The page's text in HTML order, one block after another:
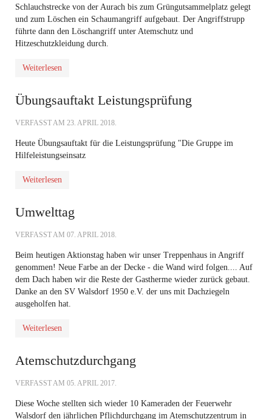
Schlauchstrecke von der Aurach bis zum Grüngutsammelplatz gelegt
und zum Löschen ein Schaumangriff aufgebaut. Der Angriffstrupp
führte dann den Löschangriff unter Atemschutz und
Hitzeschutzkleidung durch.
Weiterlesen
Übungsauftakt Leistungsprüfung
VERFASST AM 23. APRIL 2018.
Heute Übungsauftakt für die Leistungsprüfung "Die Gruppe im
Hilfeleistungseinsatz
Weiterlesen
Umwelttag
VERFASST AM 07. APRIL 2018.
Beim heutigen Aktionstag haben wir unser Treppenhaus in Angriff
genommen! Neue Farbe an der Decke - die Wand wird folgen.... Auf
dem Dach haben wir die Reste der Gastherme wieder zurück gebaut.
Danke an den SV Walsdorf 1950 e.V. der uns mit Dachziegeln
ausgeholfen hat.
Weiterlesen
Atemschutzdurchgang
VERFASST AM 05. APRIL 2017.
Diese Woche stellten sich wieder 10 Kameraden der Feuerwehr
Walsdorf den jährlichen Pflichdurchgang im Atemschutzzentrum in